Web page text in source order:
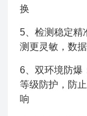
换
5、检测稳定精
测更灵敏，数
6、双环境防爆
等级防护，防
响